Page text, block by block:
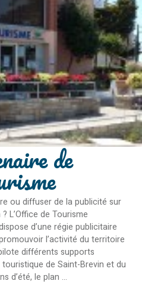
de
ou diffuser de la publicité sur
L’Office de Tourisme
d’une régie publicitaire
l’activité du territoire
différents supports
de Saint-Brevin et du
d’été, le plan ...